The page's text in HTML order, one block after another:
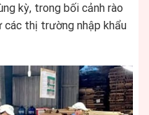
kỳ, trong bối cảnh rào
thị trường nhập khẩu